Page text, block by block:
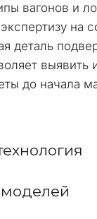
вагонов и
на
деталь
выявить
до начала
моделей